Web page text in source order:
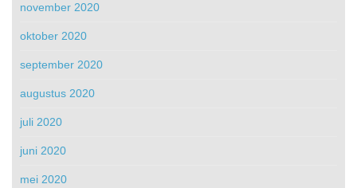
november 2020
oktober 2020
september 2020
augustus 2020
juli 2020
juni 2020
mei 2020